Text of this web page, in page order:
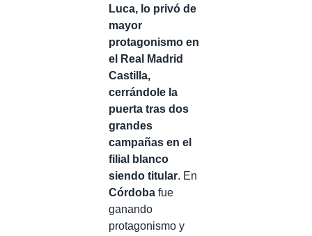
Luca, lo privó de
mayor
protagonismo en
el Real Madrid
Castilla,
cerrándole la
puerta tras dos
grandes
campañas en el
filial blanco
siendo titular. En
Córdoba fue
ganando
protagonismo y